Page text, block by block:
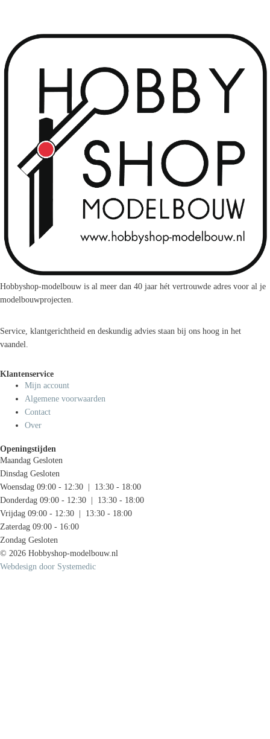
Hobbyshop-modelbouw is al meer dan 40 jaar hét vertrouwde adres voor al je
modelbouwprojecten.
Service, klantgerichtheid en deskundig advies staan bij ons hoog in het
vaandel.
Klantenservice
Mijn account
Algemene voorwaarden
Contact
Over
Openingstijden
Maandag Gesloten
Dinsdag Gesloten
Woensdag 09:00 - 12:30 | 13:30 - 18:00
Donderdag 09:00 - 12:30 | 13:30 - 18:00
Vrijdag 09:00 - 12:30 | 13:30 - 18:00
Zaterdag 09:00 - 16:00
Zondag Gesloten
© 2026 Hobbyshop-modelbouw.nl
Webdesign door Systemedic